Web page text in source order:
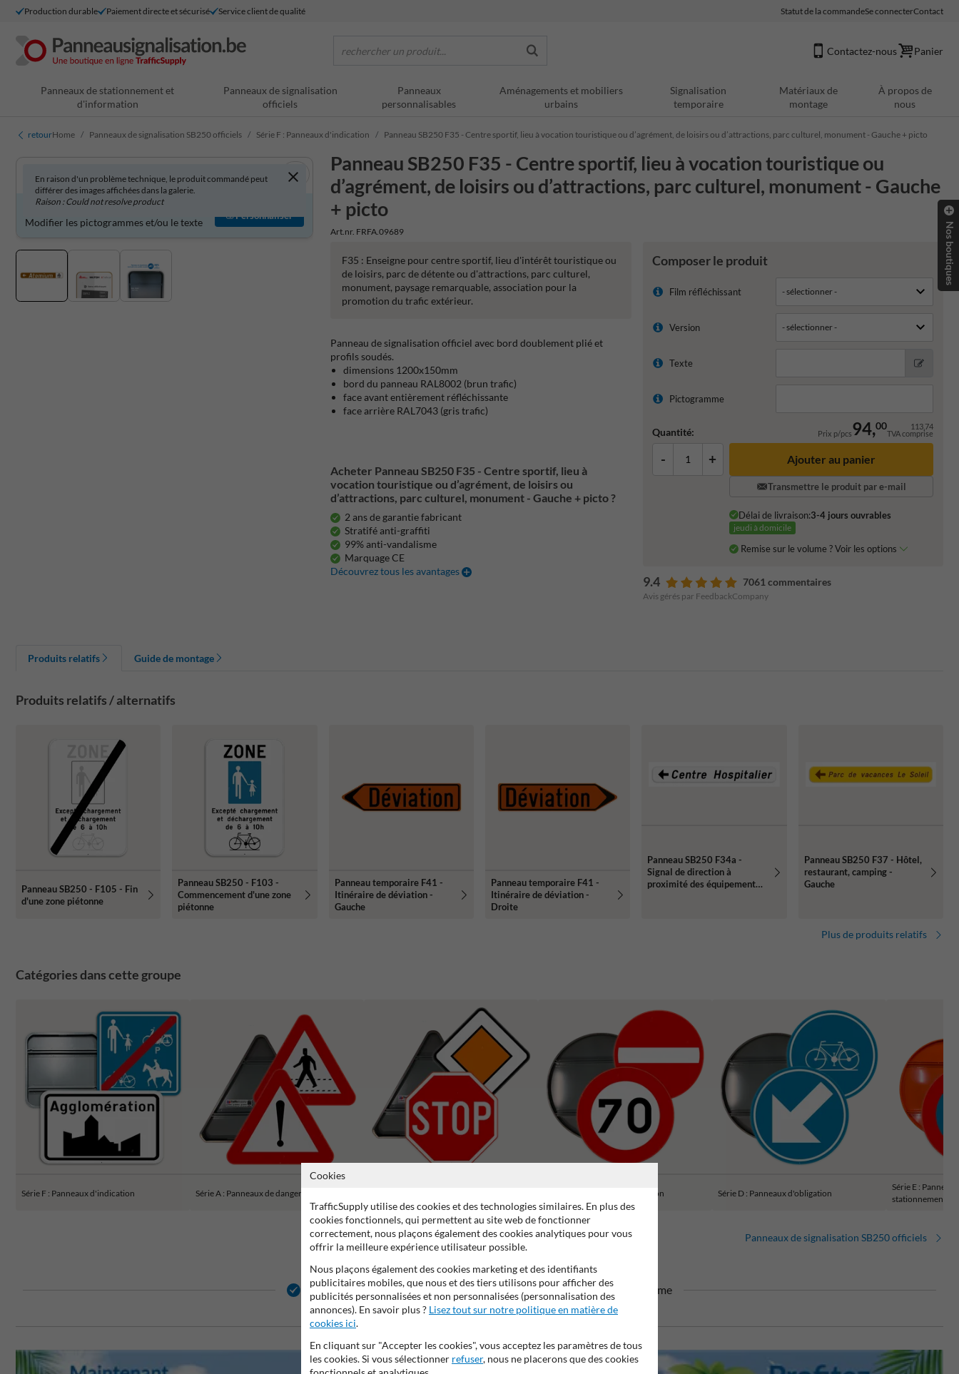
Production durable Paiement directe et sécurisé Service client de qualité Statut de la commandeSe connecterContact
rechercher un produit... Contactez-nous Panier
Panneaux de stationnement et
d'information
Panneaux de signalisation
officiels
Panneaux
personnalisables
Aménagements et mobiliers
urbains
Signalisation
temporaire
Matériaux de
montage
À propos de
nous
retourHome Panneaux de signalisation SB250 officiels Série F : Panneaux d'indication Panneau SB250 F35 - Centre sportif, lieu à vocation touristique ou d’agrément, de loisirs ou d’attractions, parc culturel, monument - Gauche + picto
Panneau SB250 F35 - Centre sportif, lieu à vocation touristique ou
d’agrément, de loisirs ou d’attractions, parc culturel, monument - Gauche
+ picto
Art.nr. FRFA.09689
En raison d'un problème technique, le produit commandé peut
différer des images affichées dans la galerie.
Raison : Could not resolve product
Produit personnalisable ?
Modifier les pictogrammes et/ou le texte
Personnaliser
Composer le produit
Film réfléchissant
Version
Texte
Pictogramme
Quantité: Prix p/pcs94,00 113,74
TVA comprise
- + Ajouter au panier
Transmettre le produit par e-mail
Délai de livraison:3-4 jours ouvrables
jeudi à domicile
Remise sur le volume ? Voir les options
9.4 7061 commentaires
Avis gérés par FeedbackCompany
F35 : Enseigne pour centre sportif, lieu d'intérêt touristique ou
de loisirs, parc de détente ou d'attractions, parc culturel,
monument, paysage remarquable, association pour la
promotion du trafic extérieur.
Panneau de signalisation officiel avec bord doublement plié et
profils soudés.
dimensions 1200x150mm
bord du panneau RAL8002 (brun trafic)
face avant entièrement réfléchissante
face arrière RAL7043 (gris trafic)
Acheter Panneau SB250 F35 - Centre sportif, lieu à
vocation touristique ou d’agrément, de loisirs ou
d’attractions, parc culturel, monument - Gauche + picto ?
2 ans de garantie fabricant
Stratifé anti-graffiti
99% anti-vandalisme
Marquage CE
Découvrez tous les avantages
Produits relatifs Guide de montage
Produits relatifs / alternatifs
Panneau SB250 - F105 - Fin
d'une zone piétonne
Panneau SB250 - F103 -
Commencement d'une zone
piétonne
Panneau temporaire F41 -
Itinéraire de déviation -
Gauche
Panneau temporaire F41 -
Itinéraire de déviation -
Droite
Panneau SB250 F34a -
Signal de direction à
proximité des équipements
Panneau SB250 F37 - Hôtel,
restaurant, camping -
Gauche
Plus de produits relatifs
Catégories dans cette groupe
Série F : Panneaux d'indication Série A : Panneaux de danger Série C : Panneaux d'interdiction Série D : Panneaux d'obligation
Série E :
stationnement
Panneaux de signalisation SB250 officiels
2 ans de garantie fabricant Stratifé anti-graffiti 99% anti-vandalisme
Nos boutiques
Cookies
TrafficSupply utilise des cookies et des technologies similaires. En plus des
cookies fonctionnels, qui permettent au site web de fonctionner
correctement, nous plaçons également des cookies analytiques pour vous
offrir la meilleure expérience utilisateur possible.
Nous plaçons également des cookies marketing et des identifiants
publicitaires mobiles, que nous et des tiers utilisons pour afficher des
publicités personnalisées et non personnalisées (personnalisation des
annonces). En savoir plus ? Lisez tout sur notre politique en matière de
cookies ici.
En cliquant sur "Accepter les cookies", vous acceptez les paramètres de tous
les cookies. Si vous sélectionner refuser, nous ne placerons que des cookies